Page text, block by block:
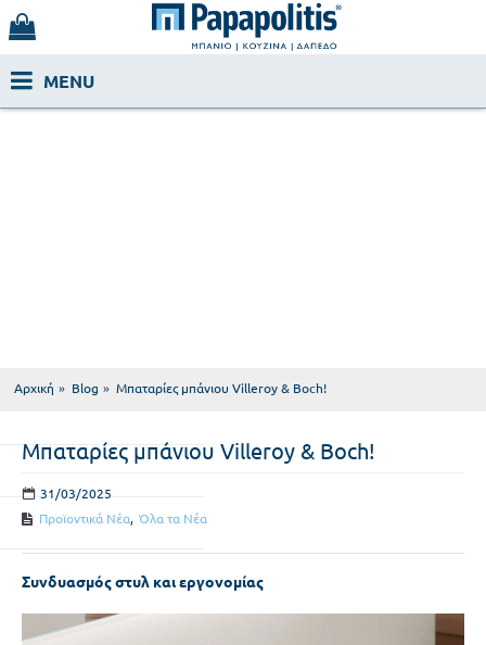
Αρχική Blog Μπαταρίες μπάνιου Villeroy & Boch!
Μπαταρίες μπάνιου Villeroy & Boch!
31/03/2025
Προϊοντικά Νέα, Όλα τα Νέα
Συνδυασμός στυλ και εργονομίας